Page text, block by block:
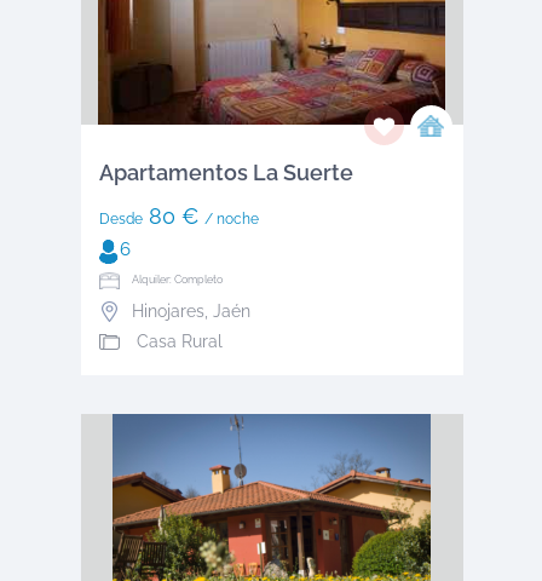
Apartamentos La Suerte
Desde80 € / noche
6
Alquiler: Completo
Hinojares,
Jaén
Casa Rural